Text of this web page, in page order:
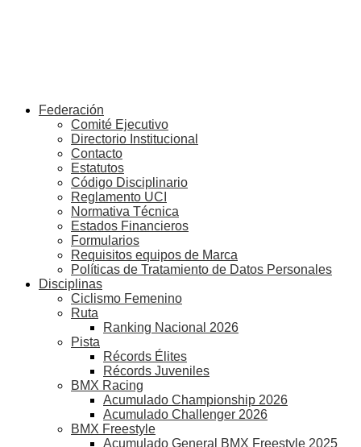
Federación
Comité Ejecutivo
Directorio Institucional
Contacto
Estatutos
Código Disciplinario
Reglamento UCI
Normativa Técnica
Estados Financieros
Formularios
Requisitos equipos de Marca
Políticas de Tratamiento de Datos Personales
Disciplinas
Ciclismo Femenino
Ruta
Ranking Nacional 2026
Pista
Récords Élites
Récords Juveniles
BMX Racing
Acumulado Championship 2026
Acumulado Challenger 2026
BMX Freestyle
Acumulado General BMX Freestyle 2025